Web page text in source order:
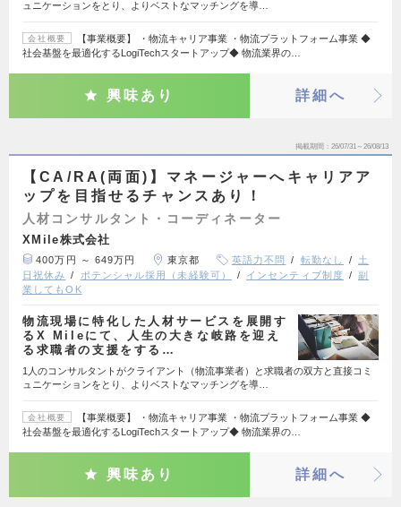
ュニケーションをとり、よりベストなマッチングを導…
会社概要
【事業概要】 ・物流キャリア事業 ・物流プラットフォーム事業 ◆
社会基盤を最適化するLogiTechスタートアップ◆ 物流業界の…
興味あり 詳細へ
掲載期間 26/07/31～26/08/13
【CA/RA(両面)】マネージャーへキャリアア
ップを目指せるチャンスあり！
人材コンサルタント・コーディネーター
XMile株式会社
400万円 ～ 649万円 東京都 英語力不問 転勤なし
土
日祝休み
ポテンシャル採用（未経験可） インセンティブ制度
副
業してもOK
物流現場に特化した人材サービスを展開す
るX Mileにて、人生の大きな岐路を迎え
る求職者の支援をする…
1人のコンサルタントがクライアント（物流事業者）と求職者の双方と直接コミ
ュニケーションをとり、よりベストなマッチングを導…
会社概要
【事業概要】 ・物流キャリア事業 ・物流プラットフォーム事業 ◆
社会基盤を最適化するLogiTechスタートアップ◆ 物流業界の…
興味あり 詳細へ